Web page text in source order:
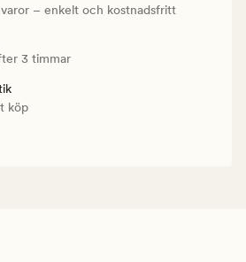
– enkelt och kostnadsfritt
3 timmar
köp